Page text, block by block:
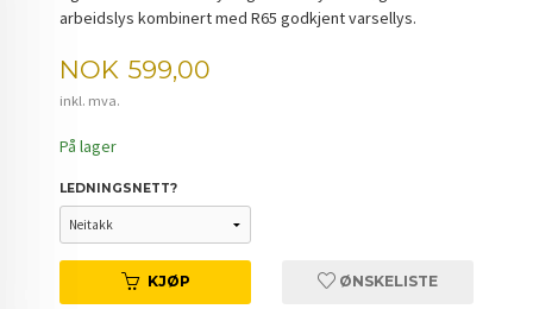
arbeidslys kombinert med R65 godkjent varsellys.
Pris
NOK 599,00
inkl. mva.
På lager
LEDNINGSNETT?
KJØP ØNSKELISTE